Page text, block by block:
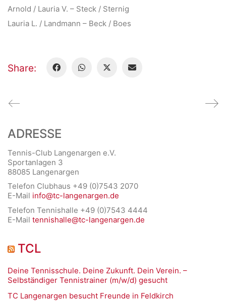
Arnold / Lauria V. – Steck / Sternig
Lauria L. / Landmann – Beck / Boes
Share:
ADRESSE
Tennis-Club Langenargen e.V.
Sportanlagen 3
88085 Langenargen
Telefon Clubhaus +49 (0)7543 2070
E-Mail info@tc-langenargen.de
Telefon Tennishalle +49 (0)7543 4444
E-Mail tennishalle@tc-langenargen.de
TCL
Deine Tennisschule. Deine Zukunft. Dein Verein. –
Selbständiger Tennistrainer (m/w/d) gesucht
TC Langenargen besucht Freunde in Feldkirch